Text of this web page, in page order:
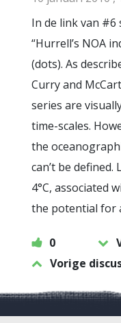
In de link van #6
“Hurrell’s NOA
(dots). As
Curry and
series are
time-scales.
the
can’t be defined.
4°C, associated
the potential for
0
Vorige